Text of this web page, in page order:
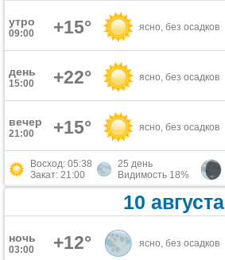
утро
09:00 +15° ясно, без осадков
день
15:00 +22° ясно, без осадков
вечер
21:00 +15° ясно, без осадков
Восход: 05:38
Закат: 21:00
25 день
Видимость 18%
10 августа
ночь
03:00 +12° ясно, без осадков